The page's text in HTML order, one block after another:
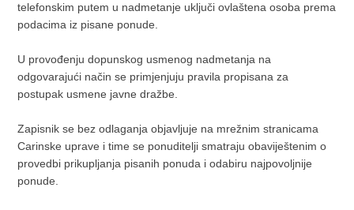
telefonskim putem u nadmetanje uključi ovlaštena osoba prema
podacima iz pisane ponude.
U provođenju dopunskog usmenog nadmetanja na
odgovarajući način se primjenjuju pravila propisana za
postupak usmene javne dražbe.
Zapisnik se bez odlaganja objavljuje na mrežnim stranicama
Carinske uprave i time se ponuditelji smatraju obaviještenim o
provedbi prikupljanja pisanih ponuda i odabiru najpovoljnije
ponude.